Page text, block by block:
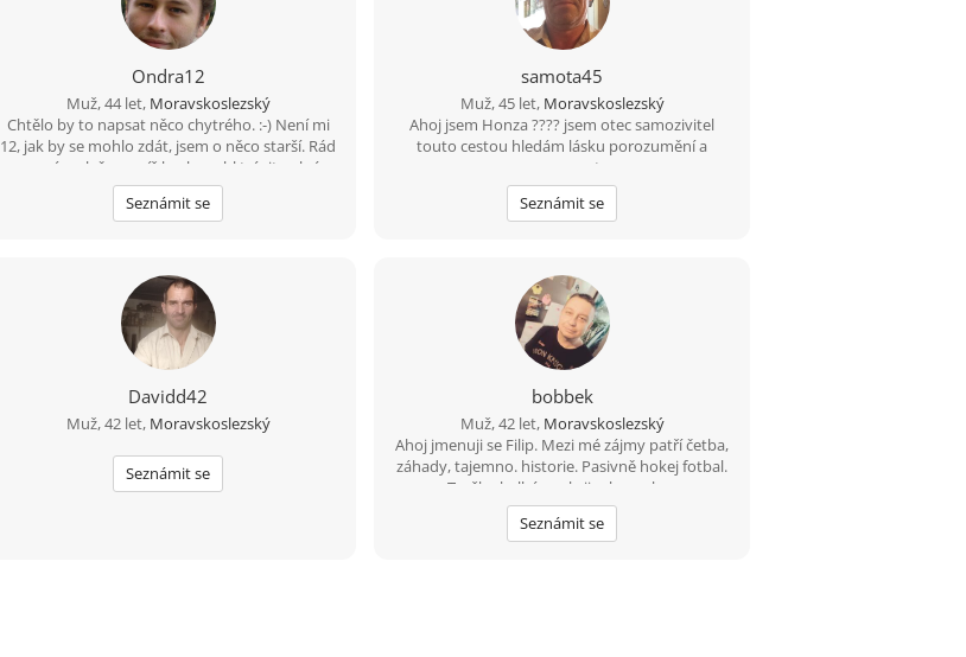
Ondra12
Muž, 44 let, Moravskoslezský
Chtělo by to napsat něco chytrého. :-) Není mi
12, jak by se mohlo zdát, jsem o něco starší. Rád
poznám slečnu s níž bych mohl trávit volné
chvíle ve společnosti přátel či o samotě, ať už
procházkami v přírodě, jízdou na kole,
Seznámit se
samota45
Muž, 45 let, Moravskoslezský
Ahoj jsem Honza ???? jsem otec samozivitel
touto cestou hledám lásku porozumění a
upsymnost.
Seznámit se
Davidd42
Muž, 42 let, Moravskoslezský
Seznámit se
bobbek
Muž, 42 let, Moravskoslezský
Ahoj jmenuji se Filip. Mezi mé zájmy patří četba,
záhady, tajemno. historie. Pasivně hokej fotbal.
Trošku kulhám, ale jinak v poho..
Seznámit se